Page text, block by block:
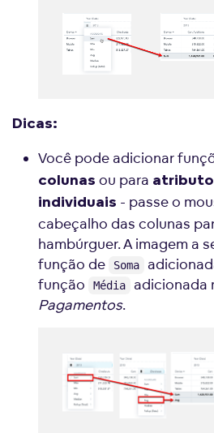
Dicas:
Você pode adicionar
colunas ou para
individuais - passe o
cabeçalho das colunas
hambúrguer. A imagem a
função de
Soma
função
Média
adicionada
Pagamentos.